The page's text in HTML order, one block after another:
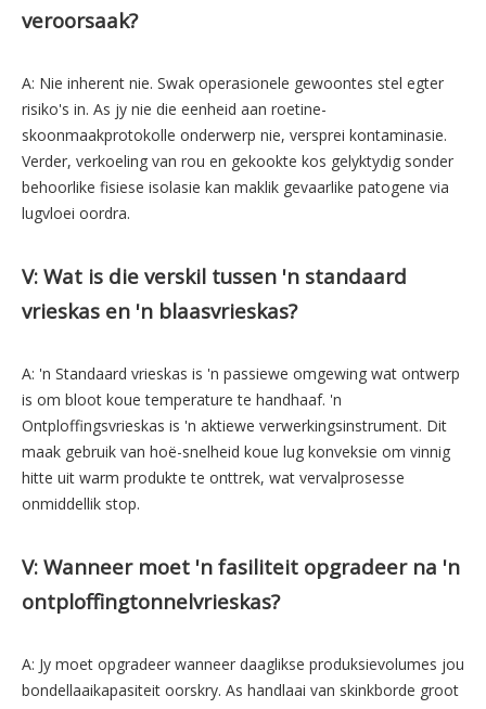
veroorsaak?
A: Nie inherent nie. Swak operasionele gewoontes stel egter
risiko's in. As jy nie die eenheid aan roetine-
skoonmaakprotokolle onderwerp nie, versprei kontaminasie.
Verder, verkoeling van rou en gekookte kos gelyktydig sonder
behoorlike fisiese isolasie kan maklik gevaarlike patogene via
lugvloei oordra.
V: Wat is die verskil tussen 'n standaard
vrieskas en 'n blaasvrieskas?
A: 'n Standaard vrieskas is 'n passiewe omgewing wat ontwerp
is om bloot koue temperature te handhaaf. 'n
Ontploffingsvrieskas is 'n aktiewe verwerkingsinstrument. Dit
maak gebruik van hoë-snelheid koue lug konveksie om vinnig
hitte uit warm produkte te onttrek, wat vervalprosesse
onmiddellik stop.
V: Wanneer moet 'n fasiliteit opgradeer na 'n
ontploffingtonnelvrieskas?
A: Jy moet opgradeer wanneer daaglikse produksievolumes jou
bondellaaikapasiteit oorskry. As handlaai van skinkborde groot